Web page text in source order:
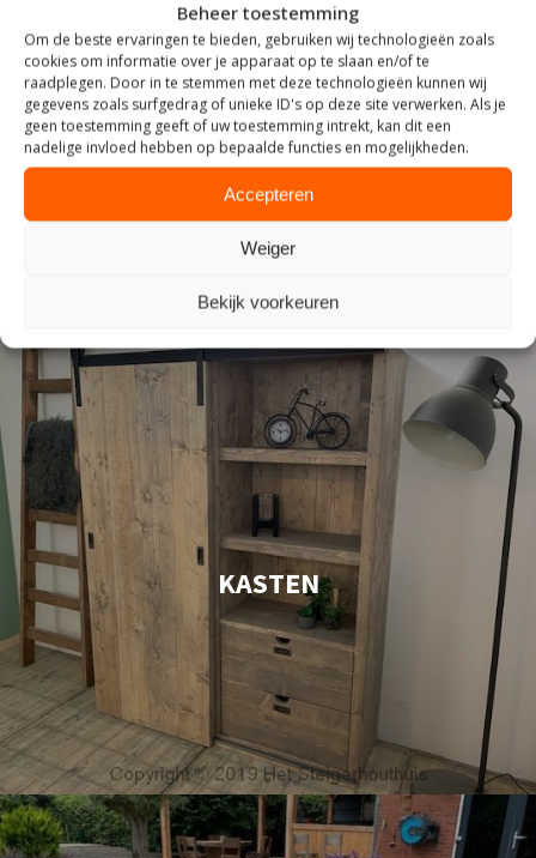
Beheer toestemming
Om de beste ervaringen te bieden, gebruiken wij technologieën zoals
cookies om informatie over je apparaat op te slaan en/of te
raadplegen. Door in te stemmen met deze technologieën kunnen wij
gegevens zoals surfgedrag of unieke ID's op deze site verwerken. Als je
geen toestemming geeft of uw toestemming intrekt, kan dit een
nadelige invloed hebben op bepaalde functies en mogelijkheden.
Accepteren
Weiger
Bekijk voorkeuren
ZITTEN
KASTEN